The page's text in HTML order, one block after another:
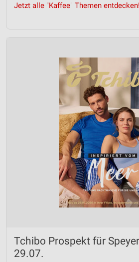
Jetzt alle "Kaffee" Themen entdecken!
Tchibo Prospekt für
29.07.